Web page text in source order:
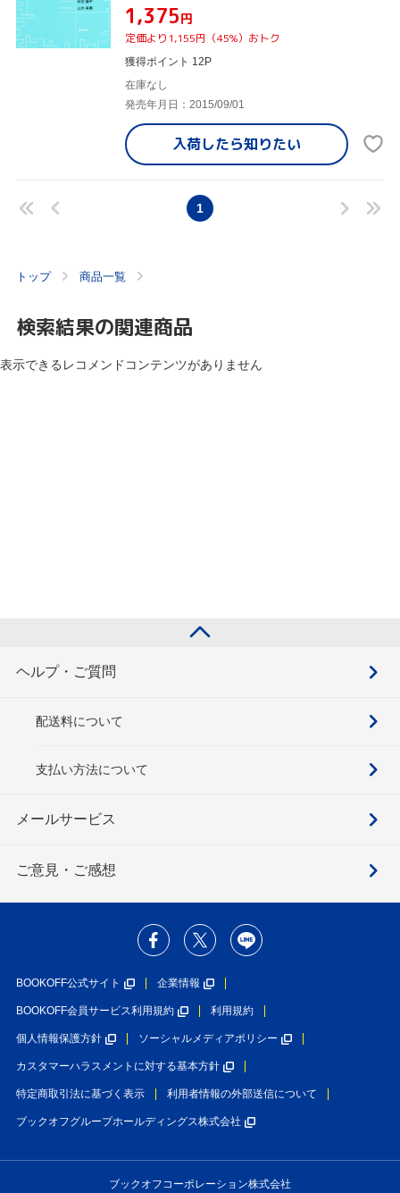
¥1,375円
定価より1,155円（45%）おトク
獲得ポイント 12P
在庫なし
発売年月日：2015/09/01
入荷したら知りたい
1
トップ 商品一覧
検索結果の関連商品
表示できるレコメンドコンテンツがありません
ヘルプ・ご質問
配送料について
支払い方法について
メールサービス
ご意見・ご感想
BOOKOFF公式サイト 企業情報
BOOKOFF会員サービス利用規約 利用規約
個人情報保護方針 ソーシャルメディアポリシー
カスタマーハラスメントに対する基本方針
特定商取引法に基づく表示 利用者情報の外部送信について
ブックオフグループホールディングス株式会社
ブックオフコーポレーション株式会社